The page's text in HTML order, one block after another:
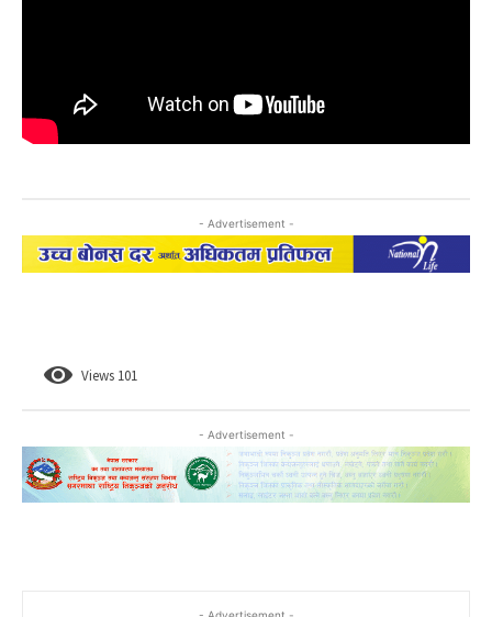
- Advertisement -
Views 101
- Advertisement -